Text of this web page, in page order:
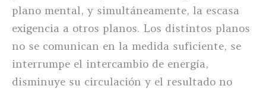
plano mental, y simultáneamente, la escasa
exigencia a otros planos. Los distintos planos
no se comunican en la medida suficiente, se
interrumpe el intercambio de energía,
disminuye su circulación y el resultado no